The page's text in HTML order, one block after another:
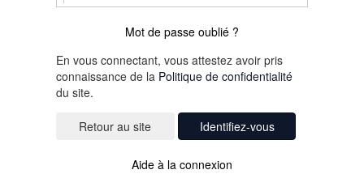
Mot de passe oublié ?
En vous connectant, vous attestez avoir pris
connaissance de la Politique de confidentialité
du site.
Identifiez-vous
Aide à la connexion